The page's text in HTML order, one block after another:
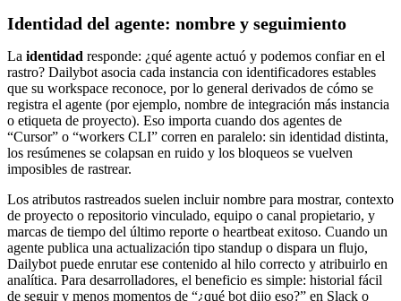
Identidad del agente: nombre y seguimiento
La identidad responde: ¿qué agente actuó y podemos confiar en el
rastro? Dailybot asocia cada instancia con identificadores estables
que su workspace reconoce, por lo general derivados de cómo se
registra el agente (por ejemplo, nombre de integración más instancia
o etiqueta de proyecto). Eso importa cuando dos agentes de
“Cursor” o “workers CLI” corren en paralelo: sin identidad distinta,
los resúmenes se colapsan en ruido y los bloqueos se vuelven
imposibles de rastrear.
Los atributos rastreados suelen incluir nombre para mostrar, contexto
de proyecto o repositorio vinculado, equipo o canal propietario, y
marcas de tiempo del último reporte o heartbeat exitoso. Cuando un
agente publica una actualización tipo standup o dispara un flujo,
Dailybot puede enrutar ese contenido al hilo correcto y atribuirlo en
analítica. Para desarrolladores, el beneficio es simple: historial fácil
de seguir y menos momentos de “¿qué bot dijo eso?” en Slack o